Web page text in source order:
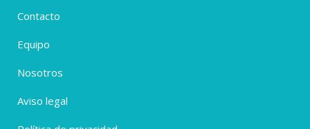
Contacto
Equipo
Nosotros
Aviso legal